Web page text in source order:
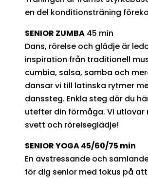
en del konditionsträning
SENIOR ZUMBA45 min
Dans, rörelse och glädje är
inspiration från traditionell
cumbia, salsa, samba och
dansar vi till latinska rytmer
danssteg. Enkla steg där du
utefter din förmåga. Vi utlovar
svett och rörelseglädje!
SENIOR YOGA 45/60/75 min
En avstressande och
för dig senior med fokus på